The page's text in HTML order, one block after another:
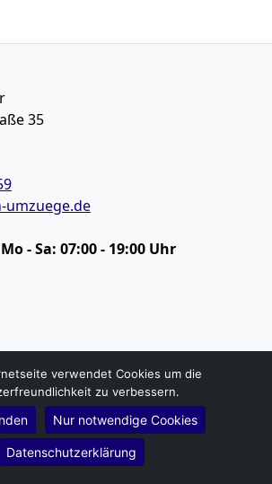
35
umzuege.de
Mo - Sa: 07:00 - 19:00 Uhr
Moers
verwendet Cookies um die
zu verbessern.
Nur notwendige Cookies
Datenschutzerklärung